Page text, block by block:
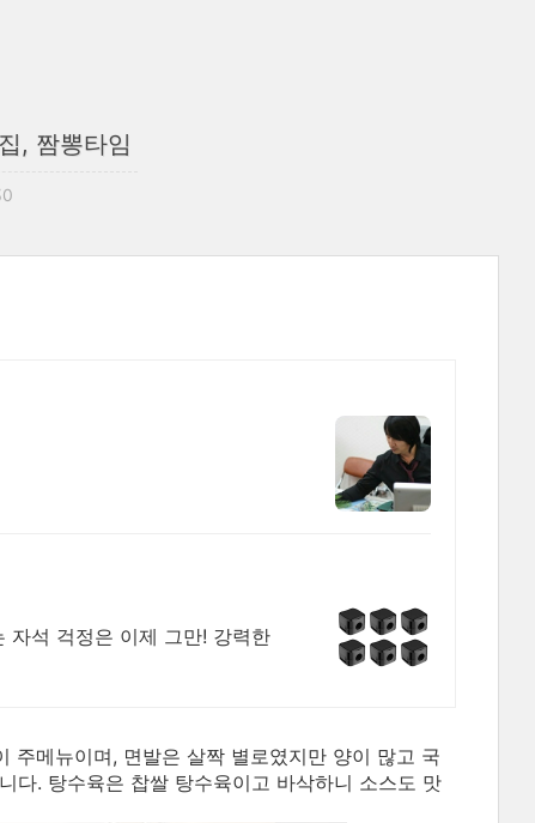
, 짬뽕타임
자석 걱정은 이제 그만! 강력한
주메뉴이며, 면발은 살짝 별로였지만 양이 많고 국
다. 탕수육은 찹쌀 탕수육이고 바삭하니 소스도 맛